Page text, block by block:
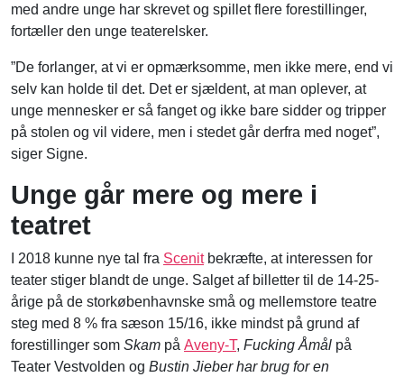
med andre unge har skrevet og spillet flere forestillinger,
fortæller den unge teaterelsker.
”De forlanger, at vi er opmærksomme, men ikke mere, end vi
selv kan holde til det. Det er sjældent, at man oplever, at
unge mennesker er så fanget og ikke bare sidder og tripper
på stolen og vil videre, men i stedet går derfra med noget”,
siger Signe.
Unge går mere og mere i
teatret
I 2018 kunne nye tal fra Scenitbekræfte, at interessen for
teater stiger blandt de unge. Salget af billetter til de 14-25-
årige på de storkøbenhavnske små og mellemstore teatre
steg med 8 % fra sæson 15/16, ikke mindst på grund af
forestillinger som Skam på Aveny-T, Fucking Åmål på
Teater Vestvolden og Bustin Jieber har brug for en